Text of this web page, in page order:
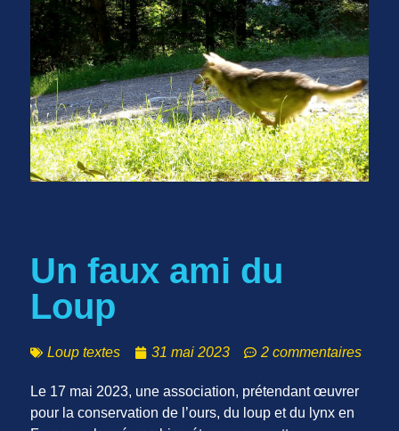
Un faux ami du
Loup
Loup textes 31 mai 2023 2 commentaires
Le 17 mai 2023, une association, prétendant œuvrer
pour la conservation de l’ours, du loup et du lynx en